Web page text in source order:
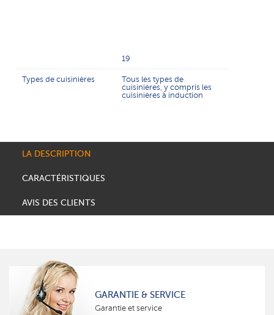
19
Types de cuisinières
Tous les types de
cuisinières, y compris les
cuisinières à induction
LA DESCRIPTION
CARACTÉRISTIQUES
AVIS DES CLIENTS
GARANTIE & SERVICE
Garantie et service